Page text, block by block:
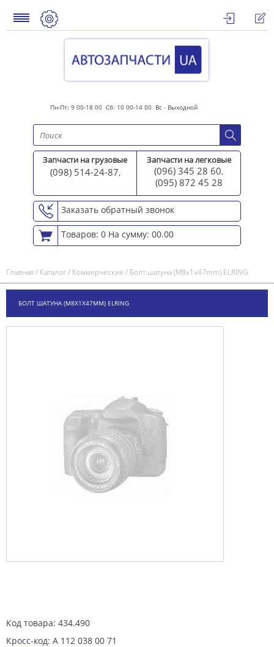
Пн-Пт: 9 00-18 00 Сб: 10 00-14 00 Вс - Выходной
Запчасти на грузовые
(098) 514-24-87,
Запчасти на легковые
(096) 345 28 60,
(095) 872 45 28
Заказать обратный звонок
Товаров: 0 На сумму: 00.00
Главная/ Каталог/ Коммерческие / Болт шатуна (M8x1x47mm) ELRING
БОЛТ ШАТУНА (M8X1X47MM) ELRING
Код товара: 434.490
Кросс-код: A 112 038 00 71